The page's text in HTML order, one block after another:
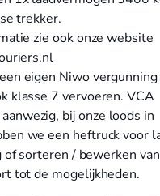
trekker.
zie ook onze website
eigen Niwo
klasse 7 vervoeren. VCA
bij onze loods in
we een heftruck voor
sorteren / bewerken van
tot de mogelijkheden.